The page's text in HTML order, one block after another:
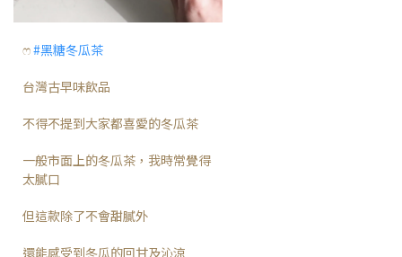
ෆ#黑糖冬瓜茶
台灣古早味飲品
不得不提到大家都喜愛的冬瓜茶
一般市面上的冬瓜茶，我時常覺得
太膩口
但這款除了不會甜膩外
還能感受到冬瓜的回甘及沁涼